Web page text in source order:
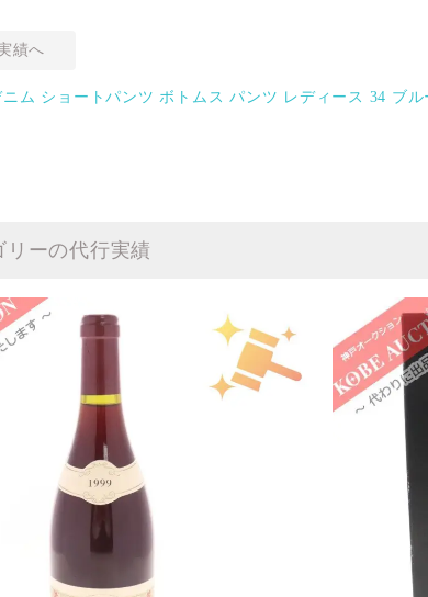
績へ
ム ショートパンツ ボトムス パンツ レディース 34 ブル
リーの代行実績